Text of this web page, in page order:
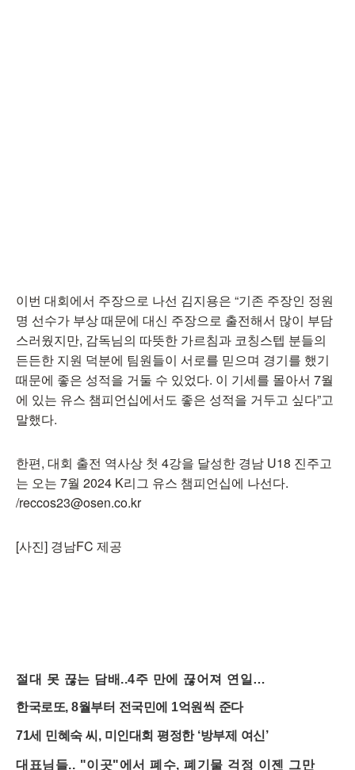
이번 대회에서 주장으로 나선 김지용은 “기존 주장인 정원
명 선수가 부상 때문에 대신 주장으로 출전해서 많이 부담
스러웠지만, 감독님의 따뜻한 가르침과 코칭스텝 분들의
든든한 지원 덕분에 팀원들이 서로를 믿으며 경기를 했기
때문에 좋은 성적을 거둘 수 있었다. 이 기세를 몰아서 7월
에 있는 유스 챔피언십에서도 좋은 성적을 거두고 싶다”고
말했다.
한편, 대회 출전 역사상 첫 4강을 달성한 경남 U18 진주고
는 오는 7월 2024 K리그 유스 챔피언십에 나선다.
/reccos23@osen.co.kr
[사진] 경남FC 제공